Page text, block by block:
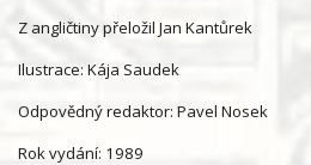
Z angličtiny přeložil Jan Kantůrek
Ilustrace: Kája Saudek
Odpovědný redaktor: Pavel Nosek
Rok vydání: 1989